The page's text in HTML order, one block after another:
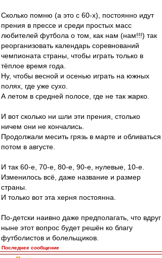
Сколько помню (а это с 60-х), постоянно идут
прения в прессе и среди простых масс
любителей футбола о том, как нам (нам!!!) так
реорганизовать календарь соревнований
чемпионата страны, чтобы играть только в
тёплое время года.
Ну, чтобы весной и осенью играть на южных
полях, где уже сухо.
А летом в средней полосе, где не так жарко.
И вот сколько ни шли эти прения, столько
ничем они не кончались.
Продолжали месить грязь в марте и обливаться
потом в августе.
И так 60-е, 70-е, 80-е, 90-е, нулевые, 10-е.
Изменилось всё, даже название и размер
страны.
И только вот эта херня постоянна.
По-детски наивно даже предполагать, что вдруг
ныне этот вопрос будет решён ко благу
футболистов и болельщиков.
Последнее сообщение